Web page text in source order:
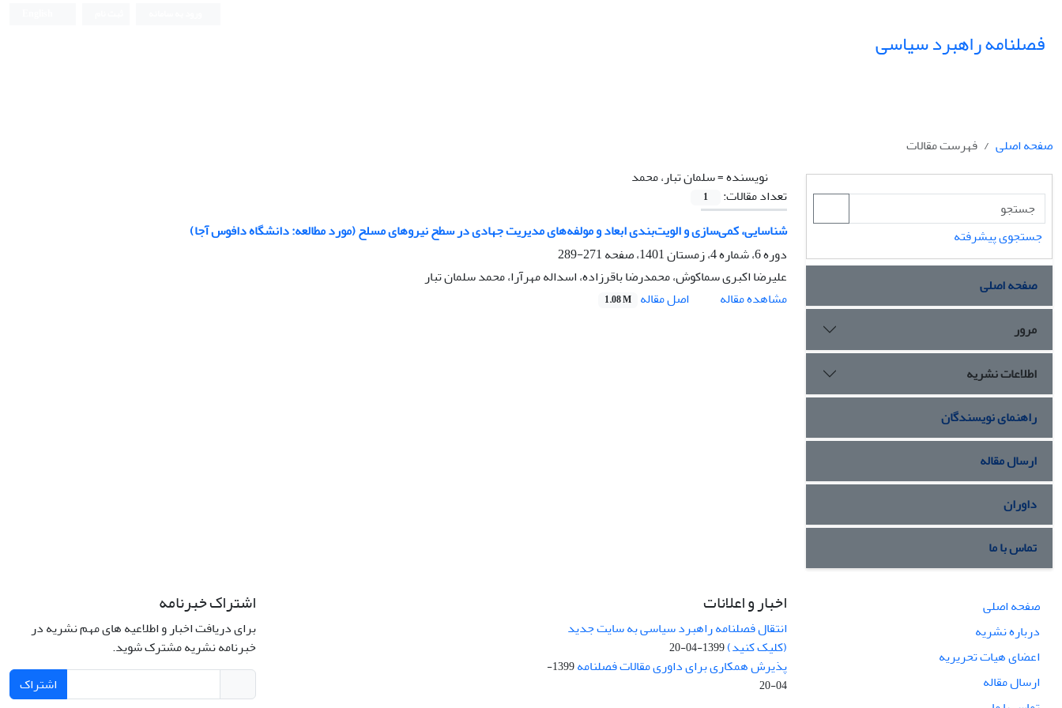
فصلنامه راهبرد سیاسی
صفحه اصلی
فهرست مقالات
نویسنده =سلمان تبار، محمد
تعداد مقالات:
1
شناسایی، کمی‌سازی و الویت‌بندی ابعاد و مولفه‌های مدیریت جهادی در سطح نیروهای مسلح (مورد مطالعه: دانشگاه دافوس آجا)
دوره 6، شماره 4، زمستان 1401، صفحه
271-289
علیرضا اکبری سماکوش، محمدرضا باقرزاده، اسداله مهرآرا، محمد سلمان تبار
مشاهده مقاله
اصل مقاله 1.08 M
جستجوی پیشرفته
صفحه اصلی
مرور
اطلاعات نشریه
راهنمای نویسندگان
ارسال مقاله
داوران
تماس با ما
صفحه اصلی
درباره نشریه
اعضای هیات تحریریه
ارسال مقاله
اخبار و اعلانات
انتقال فصلنامه راهبرد سیاسی به سایت جدید
(کلیک کنید)1399-04-20
پذیرش همکاری برای داوری مقالات فصلنامه
1399-
04-20
اشتراک خبرنامه
برای دریافت اخبار و اطلاعیه های مهم نشریه در
خبرنامه نشریه مشترک شوید.
اشتراک